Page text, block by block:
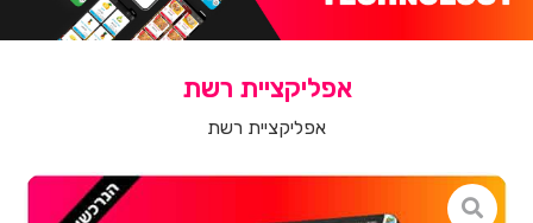
אפליקציית רשת
אפליקציית רשת